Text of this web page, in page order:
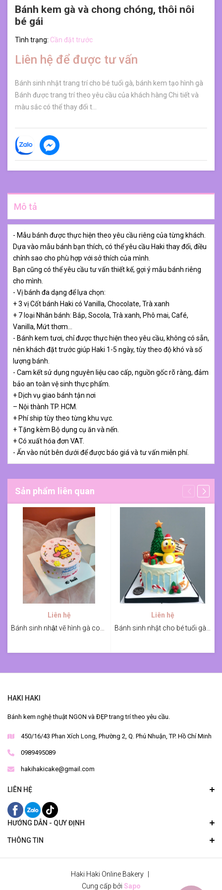
Bánh kem gà và chong chóng, thôi nôi
bé gái
Tình trạng: Cần đặt trước
Liên hệ để được tư vấn
Bánh sinh nhật trang trí cho bé tuổi gà, bánh kem tạo hình gà
Bánh được trang trí theo yêu cầu của khách hàng Chi tiết và
màu sắc có thể thay đổi t...
Mô tả
- Mẫu bánh được thực hiện theo yêu cầu riêng của từng khách.
Dựa vào mẫu bánh bạn thích, có thể yêu cầu Haki thay đổi, điều
chỉnh sao cho phù hợp với sở thích của mình.
Bạn cũng có thể yêu cầu tư vấn thiết kế, gợi ý mẫu bánh riêng
cho mình.
- Vị bánh đa dạng để lựa chọn:
+ 3 vị Cốt bánh Haki có Vanilla, Chocolate, Trà xanh
+ 7 loại Nhân bánh: Bắp, Socola, Trà xanh, Phô mai, Café,
Vanilla, Mứt thơm…
- Bánh kem tươi, chỉ được thực hiện theo yêu cầu, không có sẵn,
nên khách đặt trước giúp Haki 1-5 ngày, tùy theo độ khó và số
lượng bánh.
- Cam kết sử dụng nguyên liệu cao cấp, nguồn gốc rõ ràng, đảm
bảo an toàn vệ sinh thực phẩm.
+ Dịch vụ giao bánh tận nơi
– Nội thành TP. HCM.
+ Phí ship tùy theo từng khu vực.
+ Tặng kèm Bộ dụng cụ ăn và nến.
+ Có xuất hóa đơn VAT.
- Ấn vào nút bên dưới để được báo giá và tư vấn miễn phí.
Sản phẩm liên quan
Liên hệ
Liên hệ
HAKI HAKI
Bánh kem nghệ thuật NGON và ĐẸP trang trí theo yêu cầu.
450/16/43 Phan Xích Long, Phường 2, Q. Phú Nhuận, TP. Hồ Chí Minh
0989495089
hakihakicake@gmail.com
LIÊN HỆ
HƯỚNG DẪN - QUY ĐỊNH
THÔNG TIN
Haki Haki Online Bakery
Cung cấp bởi Sapo